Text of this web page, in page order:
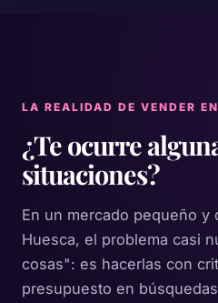
LA REALIDAD DE VENDER
¿Te ocurre
situaciones?
En un mercado pequeño y
Huesca, el problema casi
cosas": es hacerlas con
presupuesto en